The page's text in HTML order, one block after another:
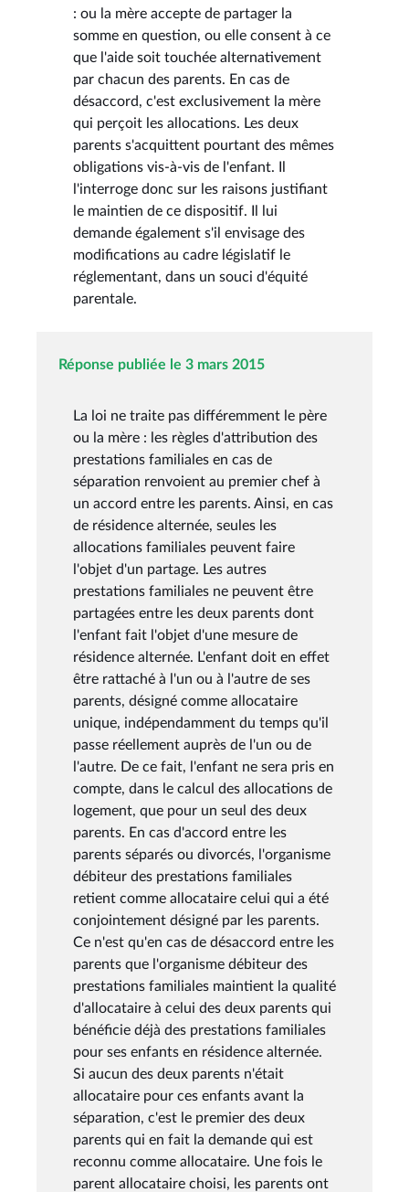
: ou la mère accepte de partager la
somme en question, ou elle consent à ce
que l'aide soit touchée alternativement
par chacun des parents. En cas de
désaccord, c'est exclusivement la mère
qui perçoit les allocations. Les deux
parents s'acquittent pourtant des mêmes
obligations vis-à-vis de l'enfant. Il
l'interroge donc sur les raisons justifiant
le maintien de ce dispositif. Il lui
demande également s'il envisage des
modifications au cadre législatif le
réglementant, dans un souci d'équité
parentale.
Réponse publiée le 3 mars 2015
La loi ne traite pas différemment le père
ou la mère : les règles d'attribution des
prestations familiales en cas de
séparation renvoient au premier chef à
un accord entre les parents. Ainsi, en cas
de résidence alternée, seules les
allocations familiales peuvent faire
l'objet d'un partage. Les autres
prestations familiales ne peuvent être
partagées entre les deux parents dont
l'enfant fait l'objet d'une mesure de
résidence alternée. L'enfant doit en effet
être rattaché à l'un ou à l'autre de ses
parents, désigné comme allocataire
unique, indépendamment du temps qu'il
passe réellement auprès de l'un ou de
l'autre. De ce fait, l'enfant ne sera pris en
compte, dans le calcul des allocations de
logement, que pour un seul des deux
parents. En cas d'accord entre les
parents séparés ou divorcés, l'organisme
débiteur des prestations familiales
retient comme allocataire celui qui a été
conjointement désigné par les parents.
Ce n'est qu'en cas de désaccord entre les
parents que l'organisme débiteur des
prestations familiales maintient la qualité
d'allocataire à celui des deux parents qui
bénéficie déjà des prestations familiales
pour ses enfants en résidence alternée.
Si aucun des deux parents n'était
allocataire pour ces enfants avant la
séparation, c'est le premier des deux
parents qui en fait la demande qui est
reconnu comme allocataire. Une fois le
parent allocataire choisi, les parents ont